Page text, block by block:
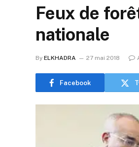
Feux de
nationale
By ELKHADRA 27 mai 2018
Facebook